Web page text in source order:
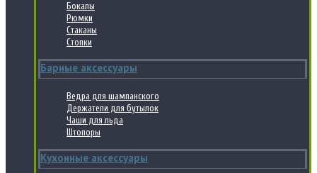
Бокалы
Рюмки
Стаканы
Стопки
Барные аксессуары
Ведра для шампанского
Держатели для бутылок
Чаши для льда
Штопоры
Кухонные аксессуары